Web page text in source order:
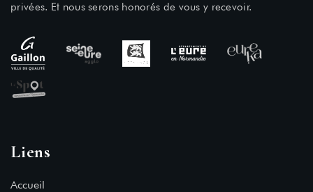
privées. Et nous serons honorés de vous y recevoir.
Liens
Accueil